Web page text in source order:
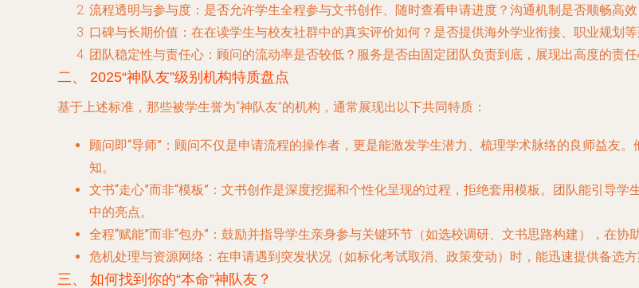
流程透明与参与度 ：是否允许学生全程参与文书创作、随时查看申请进度？沟通机制是否顺畅高效
口碑与长期价值 ：在在读学生与校友社群中的真实评价如何？是否提供海外学业衔接、职业规划
团队稳定性与责任心 ：顾问的流动率是否较低？服务是否由固定团队负责到底，展现出高度的责任
二、 2025“神队友”级别机构特质盘点
基于上述标准，那些被学生誉为“神队友”的机构，通常展现出以下共同特质：
顾问即“导师” ：顾问不仅是申请流程的操作者，更是能激发学生潜力、梳理学术脉络的良师益友
知。
文书“走心”而非“模板” ：文书创作是深度挖掘和个性化呈现的过程，拒绝套用模板。团队能引导
中的亮点。
全程“赋能”而非“包办” ：鼓励并指导学生亲身参与关键环节（如选校调研、文书思路构建），在
危机处理与资源网络 ：在申请遇到突发状况（如标化考试取消、政策变动）时，能迅速提供备选
三、 如何找到你的“本命”神队友？